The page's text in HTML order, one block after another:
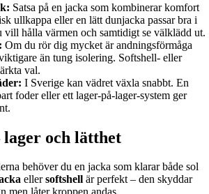
Satsa på en jacka som kombinerar komfort
ullkappa eller en lätt dunjacka passar bra i
vill hålla värmen och samtidigt se välklädd ut.
Om du rör dig mycket är andningsförmåga
än tung isolering. Softshell- eller
val.
I Sverige kan vädret växla snabbt. En
foder eller ett lager-på-lager-system ger
lager och lätthet
behöver du en jacka som klarar både sol
ellersoftshell är perfekt – den skyddar